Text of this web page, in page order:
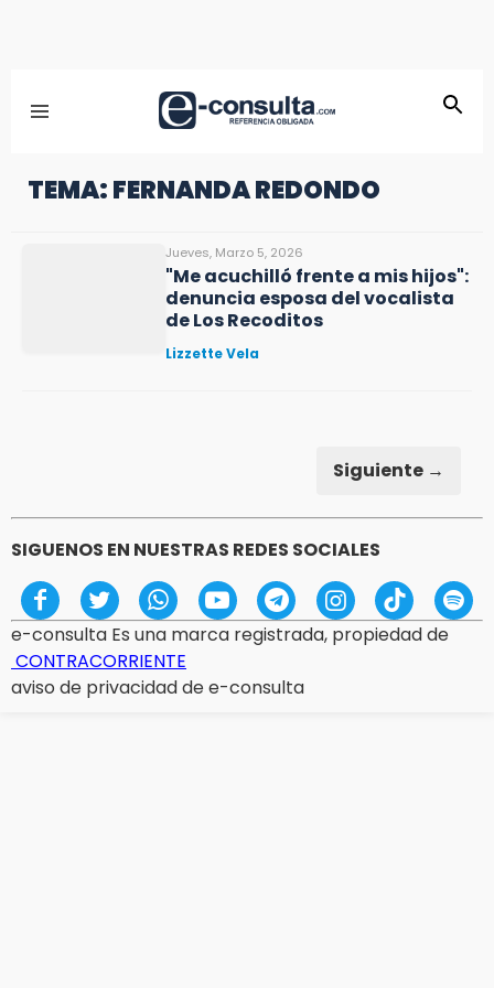
TEMA: FERNANDA REDONDO
Jueves, Marzo 5, 2026
"Me acuchilló frente a mis hijos":
denuncia esposa del vocalista
de Los Recoditos
Lizzette Vela
Siguiente →
SIGUENOS EN NUESTRAS REDES SOCIALES
e-consulta Es una marca registrada, propiedad de
CONTRACORRIENTE
aviso de privacidad de e-consulta